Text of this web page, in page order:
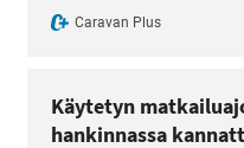
Caravan Plus
Käytetyn
hankinnassa